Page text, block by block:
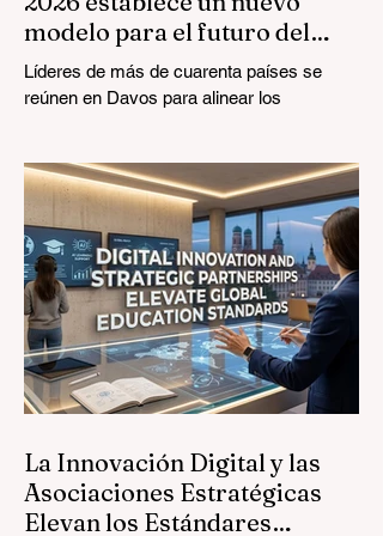
modelo para el futuro del
aprendizaje
Líderes de más de cuarenta países se
reúnen en Davos para alinear los
tecnológica y el crecimiento inclusivo. El
panorama de la #EducaciónGlobal está
experimentando una transformación
monumental y sin precedentes. El 4 de
agosto de 2026, expertos internacionales,
responsables políticos e innovadores de
#EdTech convergieron en el Centro de
Congresos de Davos para abordar los
desafíos y oportunidad
La Innovación Digital y las
Asociaciones Estratégicas
Elevan los Estándares